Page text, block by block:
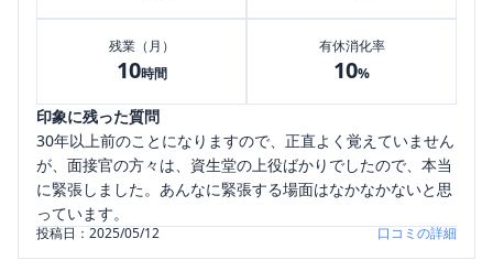
残業（月）
10時間
有休消化率
10%
印象に残った質問
30年以上前のことになりますので、正直よく覚えていません
が、面接官の方々は、資生堂の上役ばかりでしたので、本当
に緊張しました。あんなに緊張する場面はなかなかないと思
っています。
投稿日：2025/05/12 口コミの詳細